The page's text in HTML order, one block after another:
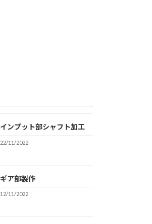
インプット部シャフト加工
22/11/2022
ギア部製作
12/11/2022